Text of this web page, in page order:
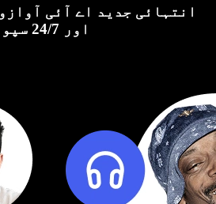
انتہائی جدید اے آئی
اور 24/7 سپورٹ سے لطف اٹھائیں